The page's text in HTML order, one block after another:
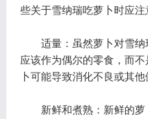
些关于雪纳瑞吃萝卜时应注
适量：虽然萝卜对雪纳
应该作为偶尔的零食，而
卜可能导致消化不良或其他
新鲜和煮熟：新鲜的萝